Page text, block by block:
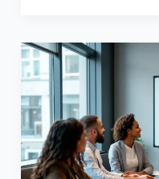
Formation
management
Comundi
:
Boostez
vos